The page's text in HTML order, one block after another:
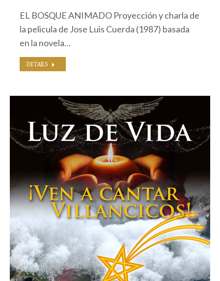
EL BOSQUE ANIMADO Proyección y charla de
la pelicula de Jose Luis Cuerda (1987) basada
en la novela…
DETAILS